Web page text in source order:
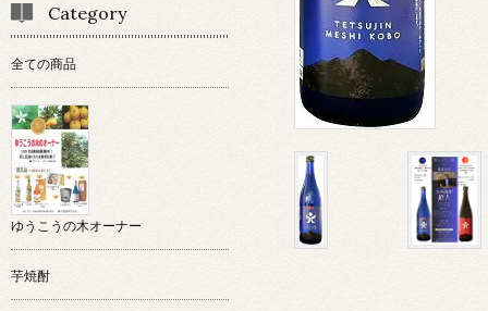
Category
全ての商品
ゆうこうの木オーナー
芋焼酎